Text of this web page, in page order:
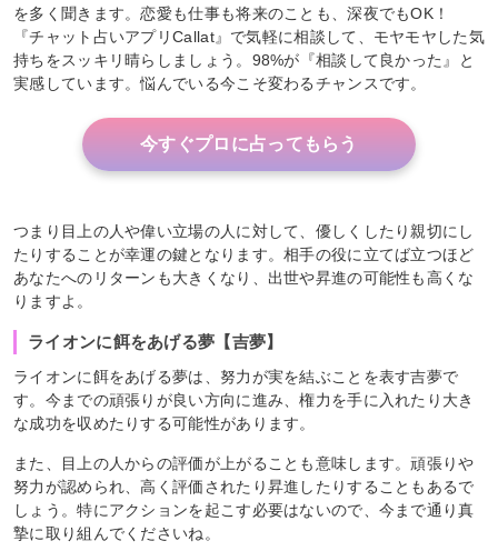
を多く聞きます。恋愛も仕事も将来のことも、深夜でもOK！
『チャット占いアプリCallat』で気軽に相談して、モヤモヤした気
持ちをスッキリ晴らしましょう。98%が『相談して良かった』と
実感しています。悩んでいる今こそ変わるチャンスです。
今すぐプロに占ってもらう
つまり目上の人や偉い立場の人に対して、優しくしたり親切にし
たりすることが幸運の鍵となります。相手の役に立てば立つほど
あなたへのリターンも大きくなり、出世や昇進の可能性も高くな
りますよ。
ライオンに餌をあげる夢【吉夢】
ライオンに餌をあげる夢は、努力が実を結ぶことを表す吉夢で
す。今までの頑張りが良い方向に進み、権力を手に入れたり大き
な成功を収めたりする可能性があります。
また、目上の人からの評価が上がることも意味します。頑張りや
努力が認められ、高く評価されたり昇進したりすることもあるで
しょう。特にアクションを起こす必要はないので、今まで通り真
摯に取り組んでくださいね。